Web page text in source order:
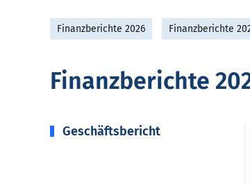
Finanzberichte 2026 Finanzberichte
Finanzberichte
Geschäftsbericht